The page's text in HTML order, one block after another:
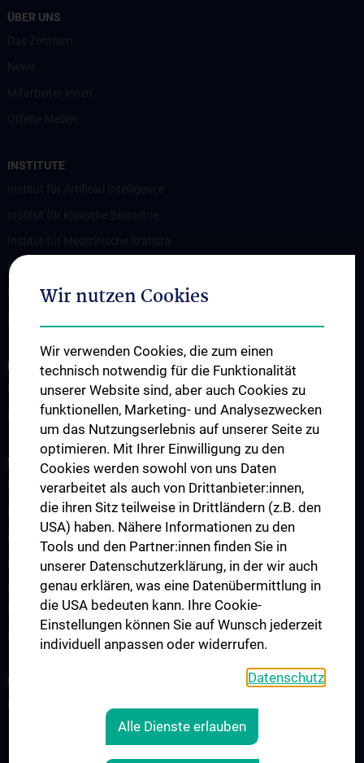
ÜBER UNS
INSTITUTE
Institut für Medizinisches Informationsmanagement
Institut für Outcomes Research
FORSCHUNG
Überblick
Publikationen
STUDIUM, AUS- UND WEITERBILDUNG
Lehrveranstaltungsankündigung
Diplomstudium Humanmedizin
Masterstudium Medizinische Informatik
Masterstudium Molecular Precision Medicine
PhD-Programm „Medizinische Informatik, Biostatistik und
Komplexe Systeme“
Projekt „Digital Skills, Knowledge & Communication“
SERVICES
Wir nutzen Cookies
Wir verwenden Cookies, die zum einen
technisch notwendig für die Funktionalität
unserer Website sind, aber auch Cookies zu
funktionellen, Marketing- und Analysezwecken
um das Nutzungserlebnis auf unserer Seite zu
optimieren. Mit Ihrer Einwilligung zu den
Cookies werden sowohl von uns Daten
verarbeitet als auch von Drittanbieter:innen,
die ihren Sitz teilweise in Drittländern (z.B. den
USA) haben. Nähere Informationen zu den
Tools und den Partner:innen finden Sie in
unserer Datenschutzerklärung, in der wir auch
genau erklären, was eine Datenübermittlung in
die USA bedeuten kann. Ihre Cookie-
Einstellungen können Sie auf Wunsch jederzeit
individuell anpassen oder widerrufen.
Datenschutz
Alle Dienste erlauben